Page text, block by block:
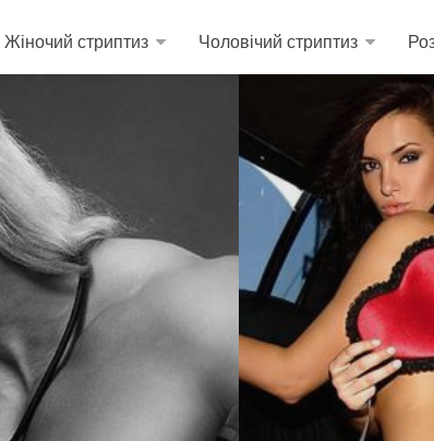
Жіночий стриптиз Чоловічий стриптиз